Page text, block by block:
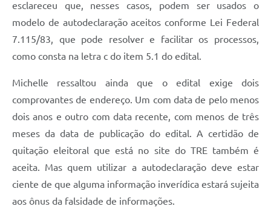
esclareceu que, nesses casos, podem ser usados o
modelo de autodeclaração aceitos conforme Lei Federal
7.115/83, que pode resolver e facilitar os processos,
como consta na letra c do item 5.1 do edital.
Michelle ressaltou ainda que o edital exige dois
comprovantes de endereço. Um com data de pelo menos
dois anos e outro com data recente, com menos de três
meses da data de publicação do edital. A certidão de
quitação eleitoral que está no site do TRE também é
aceita. Mas quem utilizar a autodeclaração deve estar
ciente de que alguma informação inverídica estará sujeita
aos ônus da falsidade de informações.